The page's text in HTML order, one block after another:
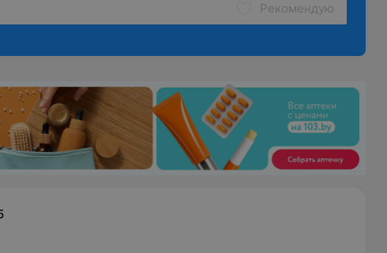
Рекомендую